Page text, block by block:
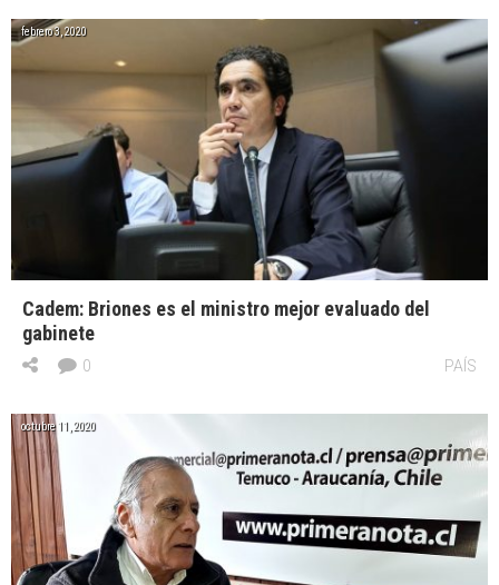
febrero 3, 2020
Cadem: Briones es el ministro mejor evaluado del
gabinete
PAÍS
0
octubre 11, 2020